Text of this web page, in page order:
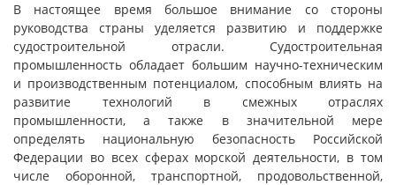
В настоящее время большое внимание со стороны
руководства страны уделяется развитию и поддержке
судостроительной отрасли. Судостроительная
промышленность обладает большим научно-техническим
и производственным потенциалом, способным влиять на
развитие технологий в смежных отраслях
промышленности, а также в значительной мере
определять национальную безопасность Российской
Федерации во всех сферах морской деятельности, в том
числе оборонной, транспортной, продовольственной,